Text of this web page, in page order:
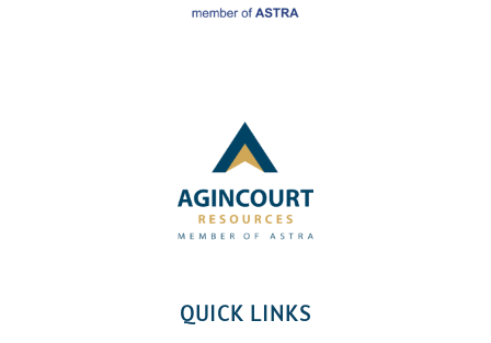
QUICK LINKS